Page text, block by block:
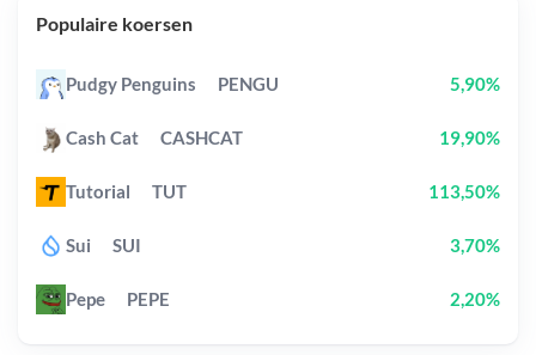
Populaire koersen
Pudgy Penguins PENGU 5,90%
Cash Cat CASHCAT 19,90%
Tutorial TUT 113,50%
Sui SUI 3,70%
Pepe PEPE 2,20%